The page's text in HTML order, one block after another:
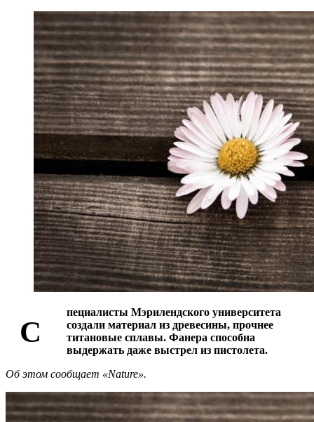
С
пециалисты Мэрилендского университета
создали материал из древесины, прочнее
титановые сплавы. Фанера способна
выдержать даже выстрел из пистолета.
Об этом сообщает «Nature».